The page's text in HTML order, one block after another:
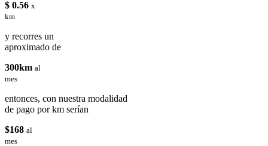
$ 0.56 x
km
y recorres un
aproximado de
300km al
mes
entonces, con nuestra modalidad
de pago por km serían
$168 al
mes